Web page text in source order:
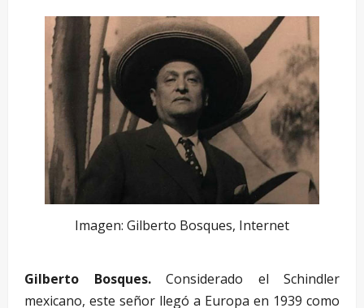
Imagen: Gilberto Bosques, Internet
Gilberto Bosques. Considerado el Schindler
mexicano, este señor llegó a Europa en 1939 como